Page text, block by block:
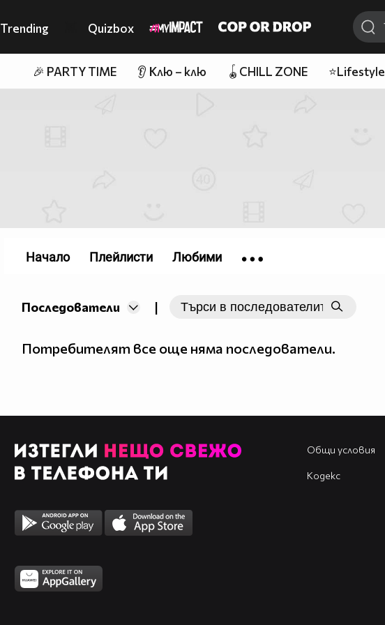
Trending Quizbox
🎉 PARTY TIME 👂 Клю – клю 🪀CHILL ZONE ⭐Lifestyle
Последователи |
Потребителят все още няма последователи.
Начало Плейлисти Любими
Общи условия
Кодекс